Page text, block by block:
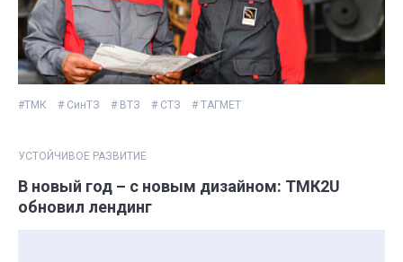
#ТМК # СинТЗ # ВТЗ # СТЗ # ТАГМЕТ
УСТОЙЧИВОЕ РАЗВИТИЕ
В новый год – с новым дизайном: ТМК2U
обновил лендинг